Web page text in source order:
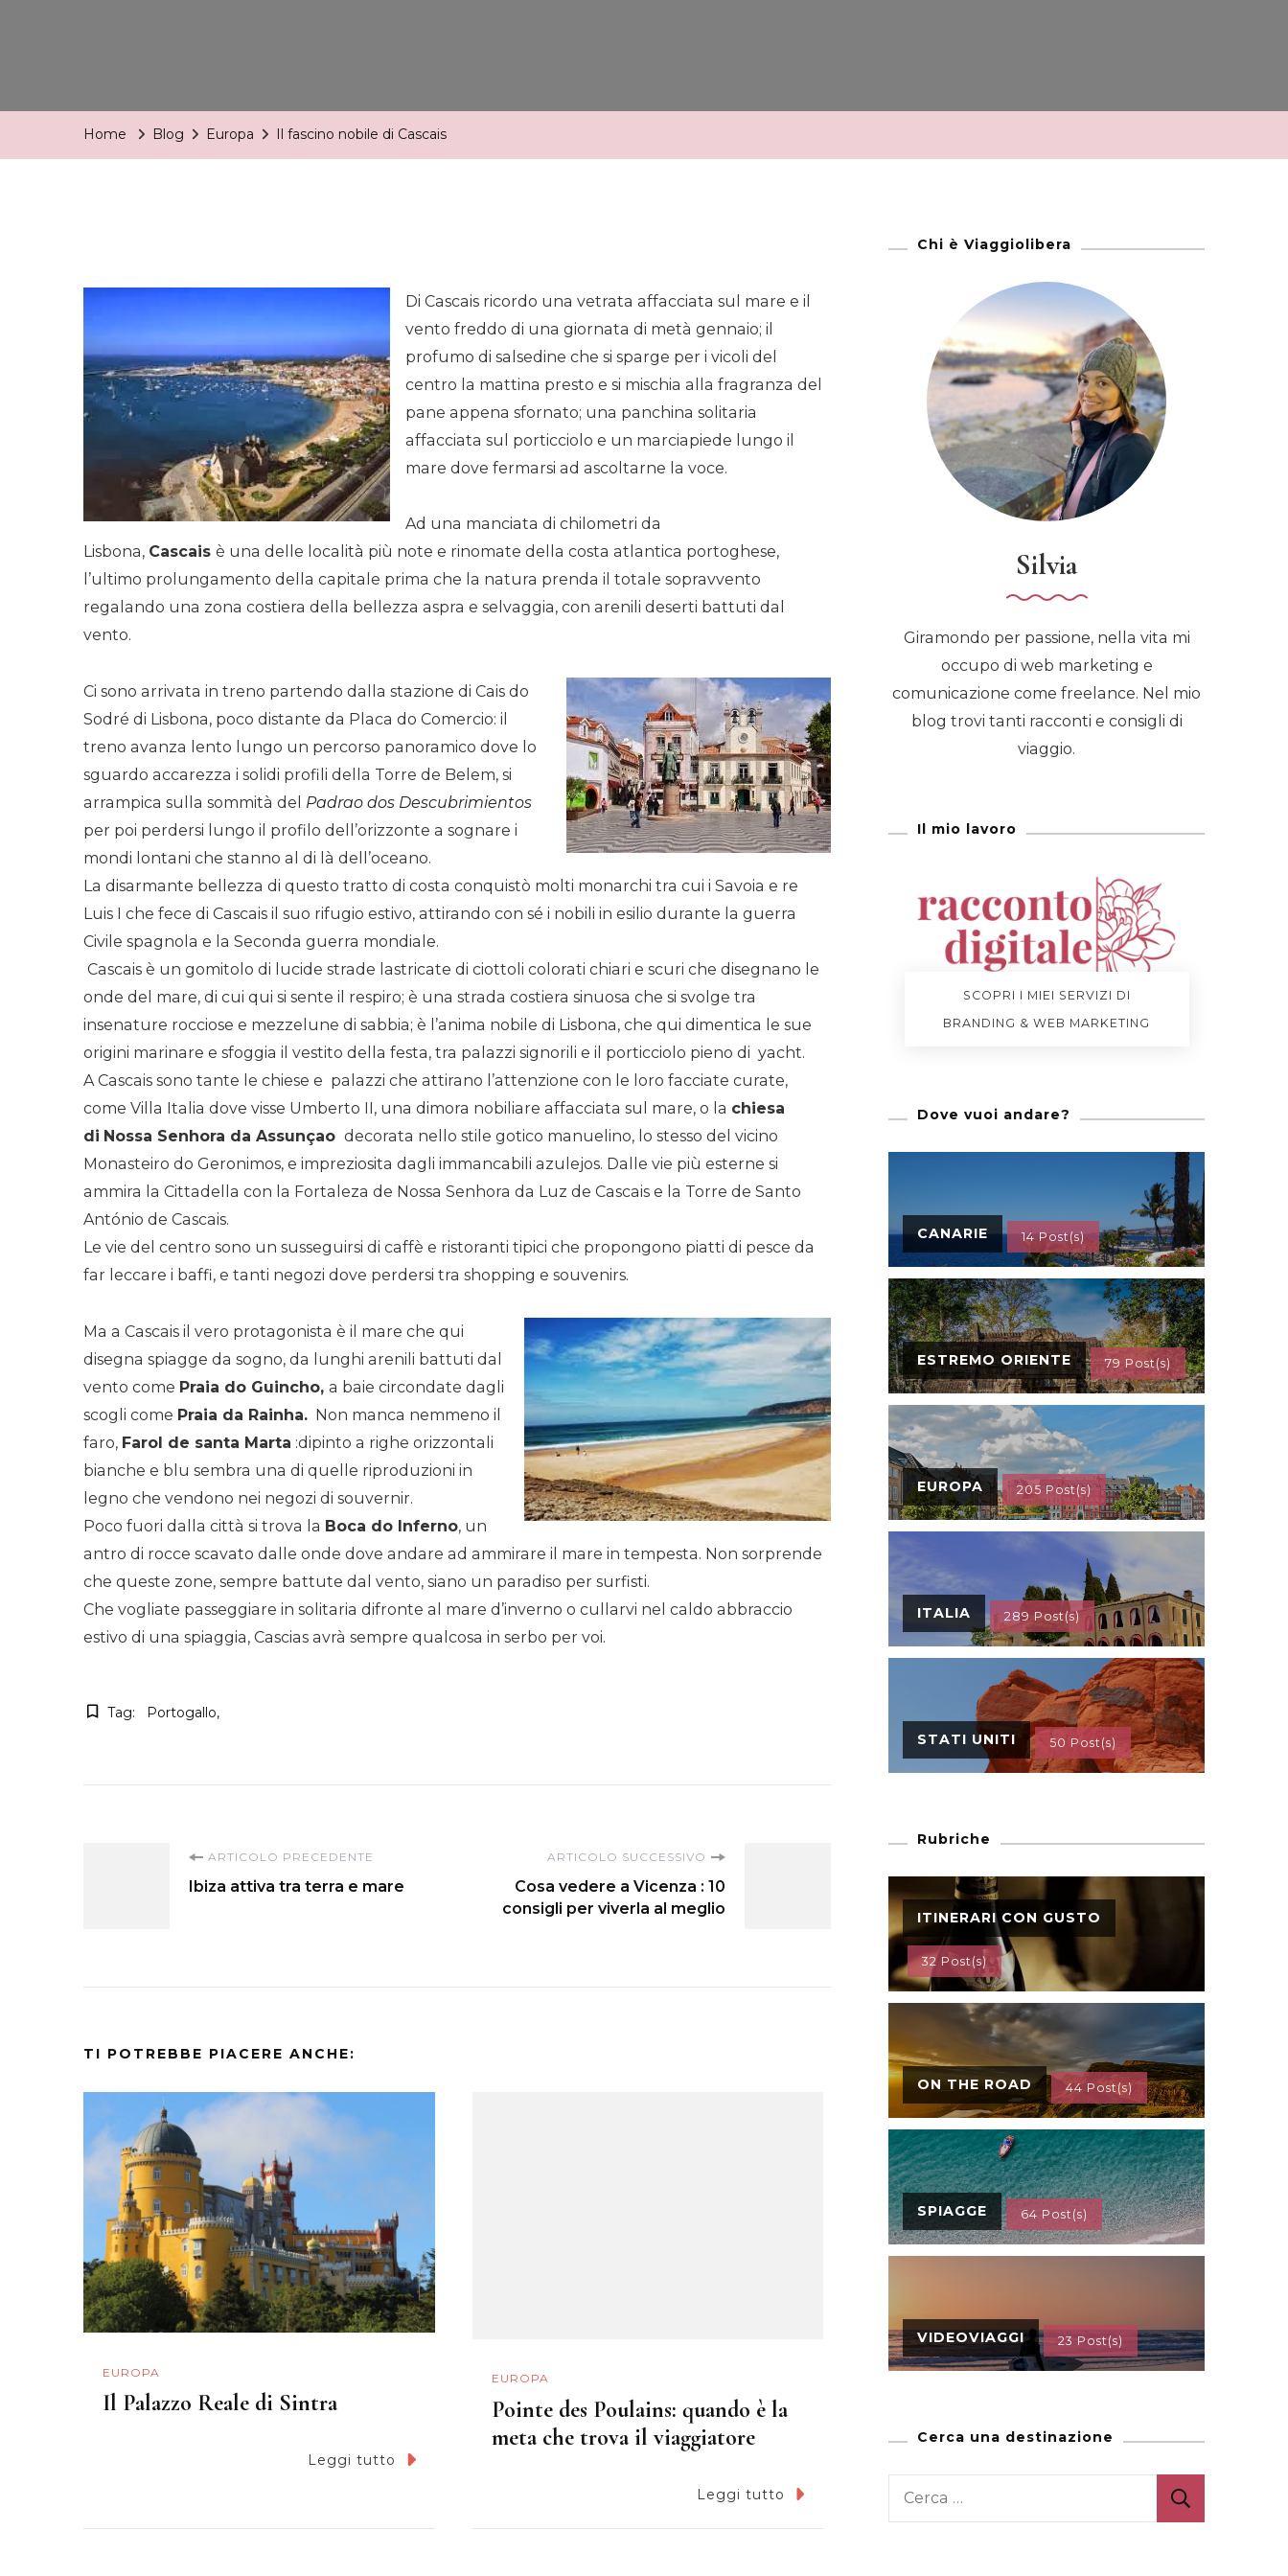
Home Blog Europa Il fascino nobile di Cascais
Di Cascais ricordo una vetrata affacciata sul mare e il
vento freddo di una giornata di metà gennaio; il
profumo di salsedine che si sparge per i vicoli del
centro la mattina presto e si mischia alla fragranza del
pane appena sfornato; una panchina solitaria
affacciata sul porticciolo e un marciapiede lungo il
mare dove fermarsi ad ascoltarne la voce.
Ad una manciata di chilometri da
Lisbona, Cascais è una delle località più note e rinomate della costa atlantica portoghese,
l’ultimo prolungamento della capitale prima che la natura prenda il totale sopravvento
regalando una zona costiera della bellezza aspra e selvaggia, con arenili deserti battuti dal
vento.
Ci sono arrivata in treno partendo dalla stazione di Cais do
Sodré di Lisbona, poco distante da Placa do Comercio: il
treno avanza lento lungo un percorso panoramico dove lo
sguardo accarezza i solidi profili della Torre de Belem, si
arrampica sulla sommità del Padrao dos Descubrimientos
per poi perdersi lungo il profilo dell’orizzonte a sognare i
mondi lontani che stanno al di là dell’oceano.
La disarmante bellezza di questo tratto di costa conquistò molti monarchi tra cui i Savoia e re
Luis I che fece di Cascais il suo rifugio estivo, attirando con sé i nobili in esilio durante la guerra
Civile spagnola e la Seconda guerra mondiale.
Cascais è un gomitolo di lucide strade lastricate di ciottoli colorati chiari e scuri che disegnano le
onde del mare, di cui qui si sente il respiro; è una strada costiera sinuosa che si svolge tra
insenature rocciose e mezzelune di sabbia; è l’anima nobile di Lisbona, che qui dimentica le sue
origini marinare e sfoggia il vestito della festa, tra palazzi signorili e il porticciolo pieno di yacht.
A Cascais sono tante le chiese e palazzi che attirano l’attenzione con le loro facciate curate,
come Villa Italia dove visse Umberto II, una dimora nobiliare affacciata sul mare, o la chiesa
di Nossa Senhora da Assunçao decorata nello stile gotico manuelino, lo stesso del vicino
Monasteiro do Geronimos, e impreziosita dagli immancabili azulejos. Dalle vie più esterne si
ammira la Cittadella con la Fortaleza de Nossa Senhora da Luz de Cascais e la Torre de Santo
António de Cascais.
Le vie del centro sono un susseguirsi di caffè e ristoranti tipici che propongono piatti di pesce da
far leccare i baffi, e tanti negozi dove perdersi tra shopping e souvenirs.
Ma a Cascais il vero protagonista è il mare che qui
disegna spiagge da sogno, da lunghi arenili battuti dal
vento come Praia do Guincho, a baie circondate dagli
scogli come Praia da Rainha. Non manca nemmeno il
faro, Farol de santa Marta :dipinto a righe orizzontali
bianche e blu sembra una di quelle riproduzioni in
legno che vendono nei negozi di souvernir.
Poco fuori dalla città si trova la Boca do Inferno, un
antro di rocce scavato dalle onde dove andare ad ammirare il mare in tempesta. Non sorprende
che queste zone, sempre battute dal vento, siano un paradiso per surfisti.
Che vogliate passeggiare in solitaria difronte al mare d’inverno o cullarvi nel caldo abbraccio
estivo di una spiaggia, Cascias avrà sempre qualcosa in serbo per voi.
Tag: Portogallo
Navigazione
ARTICOLO PRECEDENTE
Ibiza attiva tra terra e mare
ARTICOLO SUCCESSIVO
Cosa vedere a Vicenza : 10
consigli per viverla al meglio
TI POTREBBE PIACERE ANCHE:
EUROPA
Il Palazzo Reale di Sintra
Leggi tutto
EUROPA
Pointe des Poulains: quando è la
meta che trova il viaggiatore
Leggi tutto
Chi è Viaggiolibera
Silvia
Giramondo per passione, nella vita mi
occupo di web marketing e
comunicazione come freelance. Nel mio
blog trovi tanti racconti e consigli di
viaggio.
Il mio lavoro
SCOPRI I MIEI SERVIZI DI
BRANDING & WEB MARKETING
Dove vuoi andare?
CANARIE 14 Post(s)
ESTREMO ORIENTE 79 Post(s)
EUROPA 205 Post(s)
ITALIA 289 Post(s)
STATI UNITI 50 Post(s)
Rubriche
ITINERARI CON GUSTO
32 Post(s)
ON THE ROAD 44 Post(s)
SPIAGGE 64 Post(s)
VIDEOVIAGGI 23 Post(s)
Cerca una destinazione
Ricerca